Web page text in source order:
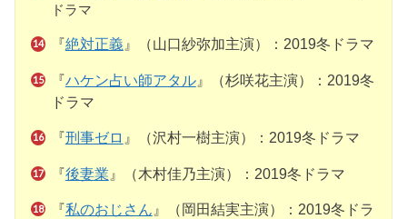
ドラマ
『絶対正義』（山口紗弥加主演）：2019冬ドラマ
『ハケン占い師アタル』（杉咲花主演）：2019冬
ドラマ
『刑事ゼロ 』（沢村一樹主演）：2019冬ドラマ
『後妻業 』（木村佳乃主演）：2019冬ドラマ
『私のおじさん 』（岡田結実主演）：2019冬ドラ